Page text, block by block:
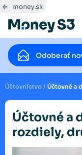
money.sk
Odoberať
Účtovníctvo / Účtovné a
Účtovné a
rozdiely,